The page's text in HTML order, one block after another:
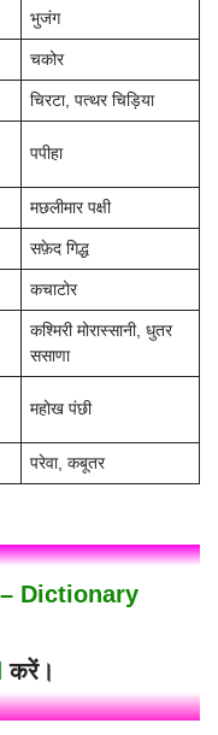
भुजंग
चकोर
चिरटा, पत्थर चिड़िया
पपीहा
मछलीमार पक्षी
सफ़ेद गिद्ध
कचाटोर
कश्मिरी मोरास्सानी, धुतर
ससाणा
महोख पंछी
परेवा, कबूतर
Dictionary
करें।